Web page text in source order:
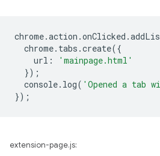
chrome.action .onClicked .
chrome. tabs .create({
url :
'mainpage.html'
});
console. log( 'Opened a tab
});
extension-page.js: